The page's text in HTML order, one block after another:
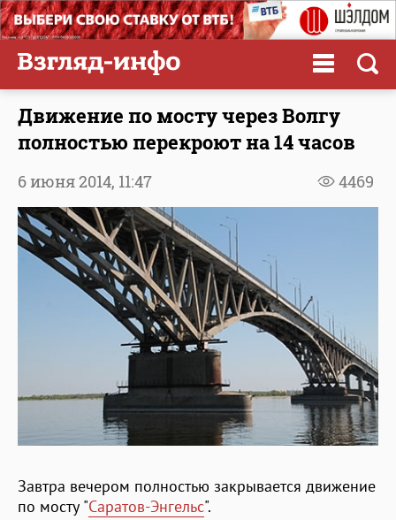
Движение по мосту через Волгу
полностью перекроют на 14 часов
4469
6 июня 2014, 11:47
Завтра вечером полностью закрывается движение
по мосту "Саратов-Энгельс".